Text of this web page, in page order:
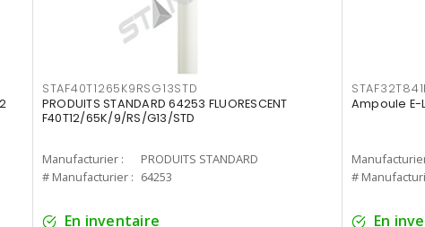
STAF40T1265K9RSG13STD
PRODUITS STANDARD 64253 FLUORESCENT
F40T12/65K/9/RS/G13/STD
Manufacturier :
PRODUITS STANDARD
# Manufacturier : 64253
En inventaire
Ampoule E-
#
En